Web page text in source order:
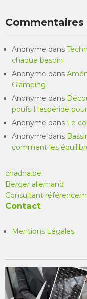
Commentaires
Anonyme dans
chaque besoin
Anonyme dans
Glamping
Anonyme dans
poufs Hespéride
Anonyme dans Le
Anonyme dans
comment les
chadna.be
Berger allemand
Consultant
Contact
Mentions Légales